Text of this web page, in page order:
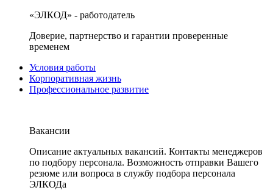
«ЭЛКОД» - работодатель
Доверие, партнерство и гарантии проверенные
временем
Условия работы
Корпоративная жизнь
Профессиональное развитие
Вакансии
Описание актуальных вакансий. Контакты менеджеров
по подбору персонала. Возможность отправки Вашего
резюме или вопроса в службу подбора персонала
ЭЛКОДа